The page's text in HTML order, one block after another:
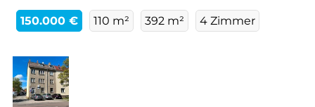
150.000 € 110 m² 392 m² 4 Zimmer